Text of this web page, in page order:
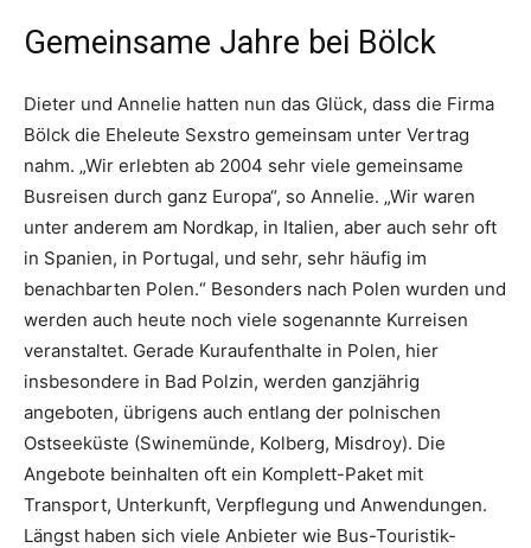
Gemeinsame Jahre bei Bölck
Dieter und Annelie hatten nun das Glück, dass die Firma
Bölck die Eheleute Sexstro gemeinsam unter Vertrag
nahm. „Wir erlebten ab 2004 sehr viele gemeinsame
Busreisen durch ganz Europa“, so Annelie. „Wir waren
unter anderem am Nordkap, in Italien, aber auch sehr oft
in Spanien, in Portugal, und sehr, sehr häufig im
benachbarten Polen.“ Besonders nach Polen wurden und
werden auch heute noch viele sogenannte Kurreisen
veranstaltet. Gerade Kuraufenthalte in Polen, hier
insbesondere in Bad Polzin, werden ganzjährig
angeboten, übrigens auch entlang der polnischen
Ostseeküste (Swinemünde, Kolberg, Misdroy). Die
Angebote beinhalten oft ein Komplett-Paket mit
Transport, Unterkunft, Verpflegung und Anwendungen.
Längst haben sich viele Anbieter wie Bus-Touristik-